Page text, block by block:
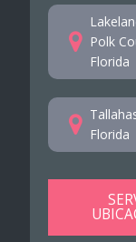
Polk
Florida
Florida